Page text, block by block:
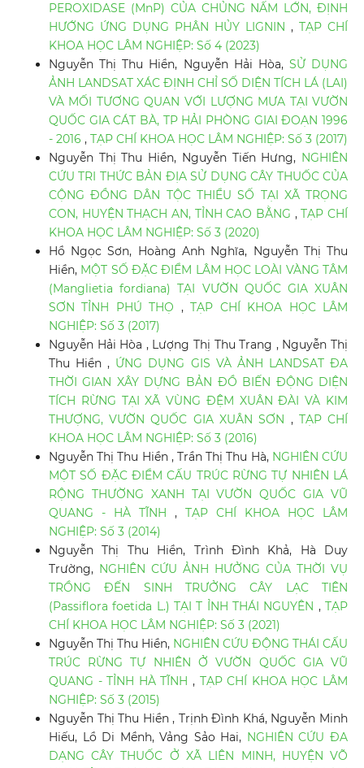
PEROXIDASE (MnP) CỦA CHỦNG NẤM LỚN, ĐỊNH
HƯỚNG ỨNG DỤNG PHÂN HỦY LIGNIN,TẠP CHÍ
KHOA HỌC LÂM NGHIỆP: Số 4 (2023)
Nguyễn Thị Thu Hiền, Nguyễn Hải Hòa, SỬ DỤNG
ẢNH LANDSAT XÁC ĐỊNH CHỈ SỐ DIỆN TÍCH LÁ (LAI)
VÀ MỐI TƯƠNG QUAN VỚI LƯỢNG MƯA TẠI VƯỜN
QUỐC GIA CÁT BÀ, TP HẢI PHÒNG GIAI ĐOẠN 1996
- 2016 , TẠP CHÍ KHOA HỌC LÂM NGHIỆP: Số 3 (2017)
Nguyễn Thị Thu Hiền, Nguyễn Tiến Hưng, NGHIÊN
CỨU TRI THỨC BẢN ĐỊA SỬ DỤNG CÂY THUỐC CỦA
CỘNG ĐỒNG DÂN TỘC THIỂU SỐ TẠI XÃ TRỌNG
CON, HUYỆN THẠCH AN, TỈNH CAO BẰNG ,TẠP CHÍ
KHOA HỌC LÂM NGHIỆP: Số 3 (2020)
Hồ Ngọc Sơn, Hoàng Anh Nghĩa, Nguyễn Thị Thu
Hiền, MỘT SỐ ĐẶC ĐIỂM LÂM HỌC LOÀI VÀNG TÂM
(Manglietia fordiana) TẠI VƯỜN QUỐC GIA XUÂN
SƠN TỈNH PHÚ THỌ ,TẠP CHÍ KHOA HỌC LÂM
NGHIỆP: Số 3 (2017)
Nguyễn Hải Hòa , Lượng Thị Thu Trang , Nguyễn Thị
Thu Hiền , ỨNG DỤNG GIS VÀ ẢNH LANDSAT ĐA
THỜI GIAN XÂY DỰNG BẢN ĐỒ BIẾN ĐỘNG DIỆN
TÍCH RỪNG TẠI XÃ VÙNG ĐỆM XUÂN ĐÀI VÀ KIM
THƯỢNG, VƯỜN QUỐC GIA XUÂN SƠN , TẠP CHÍ
KHOA HỌC LÂM NGHIỆP: Số 3 (2016)
Nguyễn Thị Thu Hiền , Trần Thị Thu Hà, NGHIÊN CỨU
MỘT SỐ ĐẶC ĐIỂM CẤU TRÚC RỪNG TỰ NHIÊN LÁ
RỘNG THƯỜNG XANH TẠI VƯỜN QUỐC GIA VŨ
QUANG - HÀ TĨNH ,TẠP CHÍ KHOA HỌC LÂM
NGHIỆP: Số 3 (2014)
Nguyễn Thị Thu Hiền, Trình Đình Khả, Hà Duy
Trường, NGHIÊN CỨU ẢNH HƯỞNG CỦA THỜI VỤ
TRỒNG ĐẾN SINH TRƯỞNG CÂY LẠC TIÊN
(Passiflora foetida L.) TẠI T ỈNH THÁI NGUYÊN ,TẠP
CHÍ KHOA HỌC LÂM NGHIỆP: Số 3 (2021)
Nguyễn Thị Thu Hiền, NGHIÊN CỨU ĐỘNG THÁI CẤU
TRÚC RỪNG TỰ NHIÊN Ở VƯỜN QUỐC GIA VŨ
QUANG - TỈNH HÀ TĨNH , TẠP CHÍ KHOA HỌC LÂM
NGHIỆP: Số 3 (2015)
Nguyễn Thị Thu Hiền , Trịnh Đình Khá, Nguyễn Minh
Hiếu, Lồ Di Mềnh, Vảng Sảo Hai, NGHIÊN CỨU ĐA
DẠNG CÂY THUỐC Ở XÃ LIÊN MINH, HUYỆN VÕ